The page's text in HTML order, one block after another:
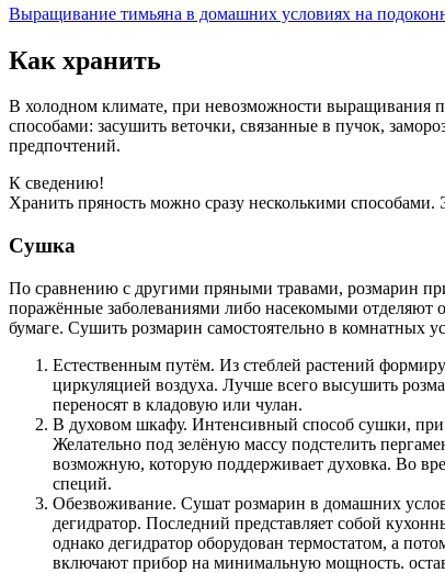
Выращивание тимьяна в домашних условиях на
Как хранить
В холодном климате, при невозможности выращивания
способами: засушить веточки, связанные в пучок,
предпочтений.
К сведению!
Хранить пряность можно сразу несколькими
Сушка
По сравнению с другими пряными травами, розмарин
поражённые заболеваниями либо насекомыми отделяют
бумаге. Сушить розмарин самостоятельно в комнатных
Естественным путём. Из стеблей растений
циркуляцией воздуха. Лучше всего высушить
переносят в кладовую или чулан.
В духовом шкафу. Интенсивный способ сушки,
Желательно под зелёную массу подстелить
возможную, которую поддерживает духовка. Во
специй.
Обезвоживание. Сушат розмарин в домашних
дегидратор. Последний представляет собой
однако дегидратор оборудован термостатом, а
включают прибор на минимальную мощность.